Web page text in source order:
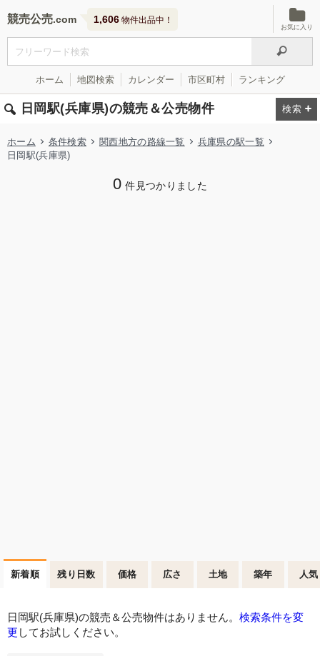
競売公売 1,606 物件出品中！
お気に入り
ホーム 地図検索 カレンダー 市区町村 ランキング
日岡駅(兵庫県)の競売＆公売物件
ホーム 条件検索 関西地方の路線一覧
兵庫県の駅一覧
日岡駅(兵庫県)
0 件見つかりました
新着順 残り日数 価格 広さ 土地 築年 人気
日岡駅(兵庫県)の競売＆公売物件はありません。 検索条件を変
更 してお試しください。